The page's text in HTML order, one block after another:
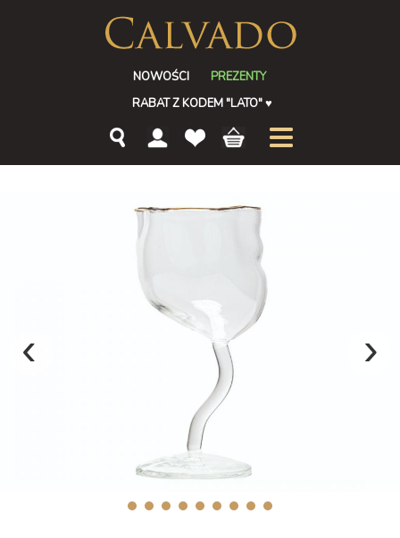
NOWOŚCI
PREZENTY
RABAT Z KODEM "LATO"♥
‹ ›
1 2 3 4 5 6 7 8 9